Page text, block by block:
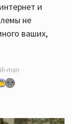
и
не
ваших,
man